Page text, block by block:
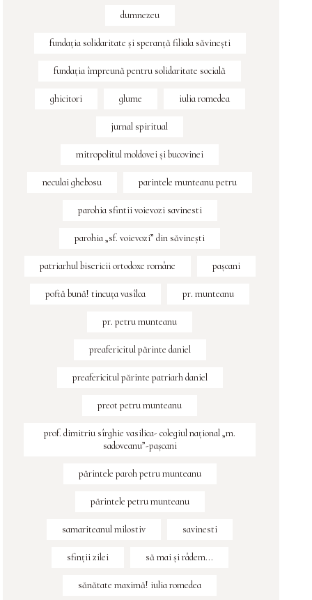
dumnezeu
fundaţia solidaritate şi speranţă filiala săvineşti
fundația împreună pentru solidaritate socială
ghicitori glume iulia romedea
jurnal spiritual
mitropolitul moldovei și bucovinei
neculai ghebosu parintele munteanu petru
parohia sfintii voievozi savinesti
parohia „sf. voievozi” din săvinești
patriarhul bisericii ortodoxe române pașcani
poftă bună! tincuța vasîlca pr. munteanu
pr. petru munteanu
preafericitul părinte daniel
preafericitul părinte patriarh daniel
preot petru munteanu
prof. dimitriu sîrghie vasilica- colegiul naţional „m.
sadoveanu”-paşcani
părintele paroh petru munteanu
părintele petru munteanu
samariteanul milostiv savinesti
sfinţii zilei să mai și râdem...
sănătate maximă! iulia romedea